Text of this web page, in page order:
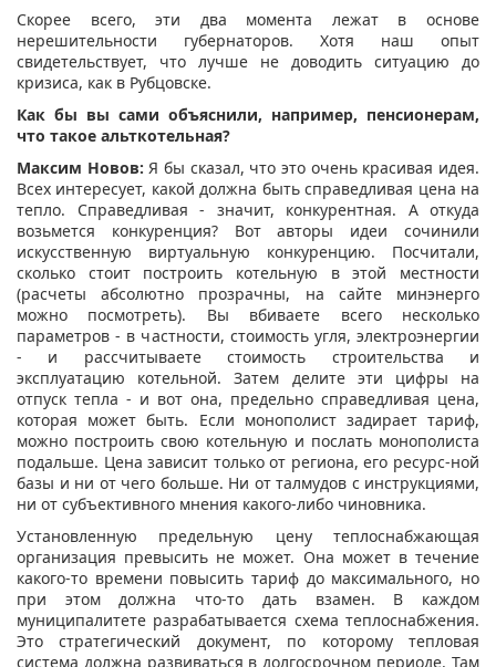
Скорее всего, эти два момента лежат в основе
нерешительности губернаторов. Хотя наш опыт
свидетельствует, что лучше не доводить ситуацию до
кризиса, как в Рубцовске.
Как бы вы сами объяснили, например, пенсионерам,
что такое альткотельная?
Максим Новов: Я бы сказал, что это очень красивая идея.
Всех интересует, какой должна быть справедливая цена на
тепло. Справедливая - значит, конкурентная. А откуда
возьмется конкуренция? Вот авторы идеи сочинили
искусственную виртуальную конкуренцию. Посчитали,
сколько стоит построить котельную в этой местности
(расчеты абсолютно прозрачны, на сайте минэнерго
можно посмотреть). Вы вбиваете всего несколько
параметров - в частности, стоимость угля, электроэнергии
- и рассчитываете стоимость строительства и
эксплуатацию котельной. Затем делите эти цифры на
отпуск тепла - и вот она, предельно справедливая цена,
которая может быть. Если монополист задирает тариф,
можно построить свою котельную и послать монополиста
подальше. Цена зависит только от региона, его ресурс-ной
базы и ни от чего больше. Ни от талмудов с инструкциями,
ни от субъективного мнения какого-либо чиновника.
Установленную предельную цену теплоснабжающая
организация превысить не может. Она может в течение
какого-то времени повысить тариф до максимального, но
при этом должна что-то дать взамен. В каждом
муниципалитете разрабатывается схема теплоснабжения.
Это стратегический документ, по которому тепловая
система должна развиваться в долгосрочном периоде. Там